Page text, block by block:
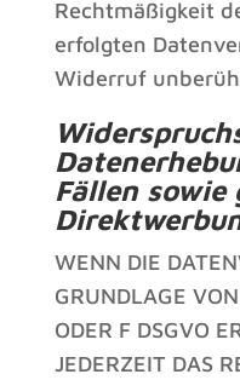
Rechtmäßigkeit
erfolgten
Widerruf
Fällen sowie
WENN DIE
GRUNDLAGE
ODER F DSGVO
JEDERZEIT DAS